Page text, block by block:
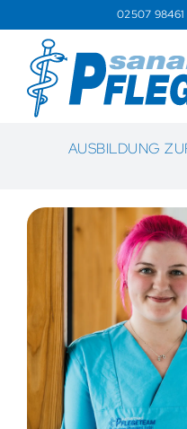
Inhalt
springen
02507 98461
AUSBILDUNG